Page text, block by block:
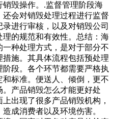
毁操作。.监督管理阶段海
会对销毁处理过程进行监督
进行审核，以及对销毁公司
的规范和有效性。总结：海
种处理方式，是对于部分不
施。其具体流程包括预处理
段。各个环节都需要严格执
标准。便送人、倾倒，更不
产品销毁怎么才能更好处
出现了很多产品销毁机构，
成消费者以及环境伤害。